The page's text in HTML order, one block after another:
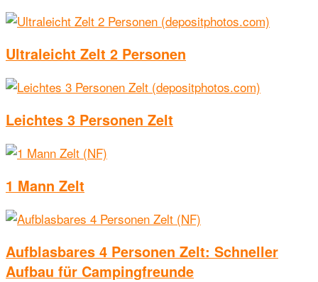
Ultraleicht Zelt 2 Personen
Leichtes 3 Personen Zelt
1 Mann Zelt
Aufblasbares 4 Personen Zelt: Schneller
Aufbau für Campingfreunde